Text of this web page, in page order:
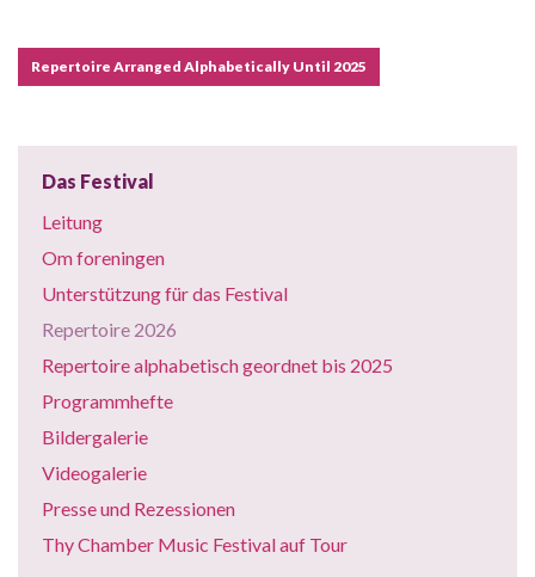
Repertoire Arranged Alphabetically Until 2025
Das Festival
Leitung
Om foreningen
Unterstützung für das Festival
Repertoire 2026
Repertoire alphabetisch geordnet bis 2025
Programmhefte
Bildergalerie
Videogalerie
Presse und Rezessionen
Thy Chamber Music Festival auf Tour